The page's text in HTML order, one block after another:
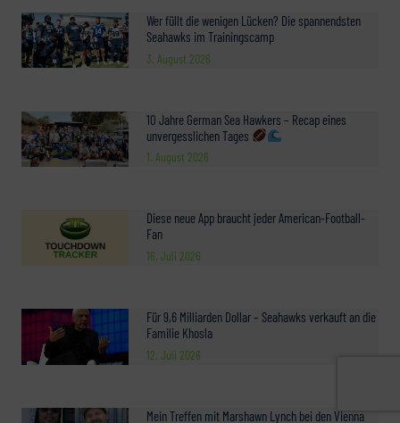
Wer füllt die wenigen Lücken? Die spannendsten
Seahawks im Trainingscamp
3. August 2026
10 Jahre German Sea Hawkers – Recap eines
unvergesslichen Tages
1. August 2026
Diese neue App braucht jeder American-Football-
Fan
16. Juli 2026
Für 9,6 Milliarden Dollar – Seahawks verkauft an die
Familie Khosla
12. Juli 2026
Mein Treffen mit Marshawn Lynch bei den Vienna